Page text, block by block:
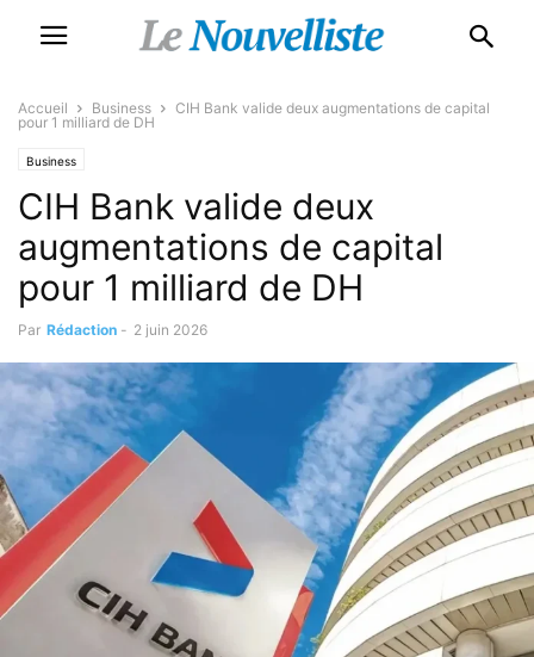
Accueil Business
CIH Bank valide deux augmentations de capital
pour 1 milliard de DH
Business
CIH Bank valide deux
augmentations de capital
pour 1 milliard de DH
Par Rédaction - 2 juin 2026